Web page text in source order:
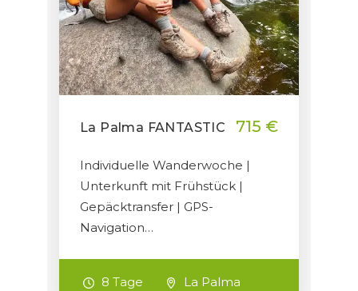
La Palma FANTASTIC 715 €
Individuelle Wanderwoche |
Unterkunft mit Frühstück |
Gepäcktransfer | GPS-
Navigation…
8 Tage La Palma